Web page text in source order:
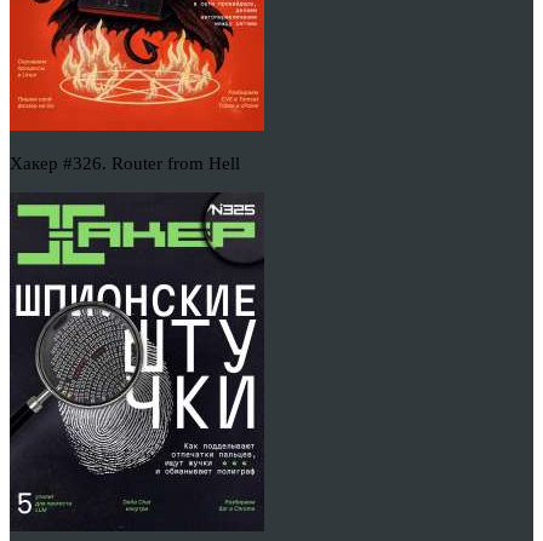
Хакер #326. Router from Hell